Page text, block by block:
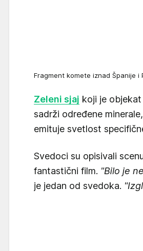
Fragment komete iznad Španije i
Zeleni sjaj koji je
sadrži određene
emituje svetlost
Svedoci su opisivali
fantastični film. "Bilo je
je jedan od svedoka.